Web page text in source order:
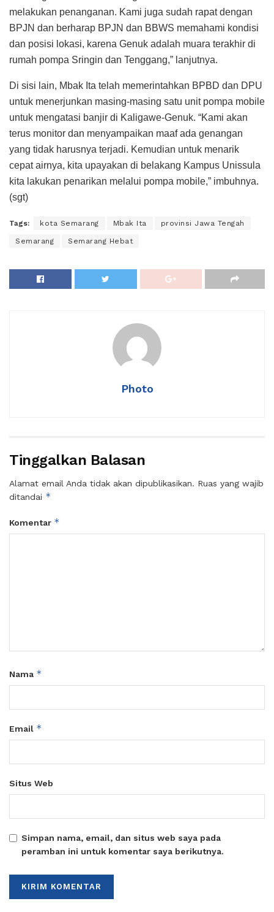
melakukan penanganan. Kami juga sudah rapat dengan
BPJN dan berharap BPJN dan BBWS memahami kondisi
dan posisi lokasi, karena Genuk adalah muara terakhir di
rumah pompa Sringin dan Tenggang,” lanjutnya.
Di sisi lain, Mbak Ita telah memerintahkan BPBD dan DPU
untuk menerjunkan masing-masing satu unit pompa mobile
untuk mengatasi banjir di Kaligawe-Genuk. “Kami akan
terus monitor dan menyampaikan maaf ada genangan
yang tidak harusnya terjadi. Kemudian untuk menarik
cepat airnya, kita upayakan di belakang Kampus Unissula
kita lakukan penarikan melalui pompa mobile,” imbuhnya.
(sgt)
Tags: kota Semarang Mbak Ita provinsi Jawa Tengah
Semarang Semarang Hebat
Photo
Tinggalkan Balasan
Alamat email Anda tidak akan dipublikasikan. Ruas yang wajib
ditandai *
Komentar *
Nama *
Email *
Situs Web
Simpan nama, email, dan situs web saya pada
peramban ini untuk komentar saya berikutnya.